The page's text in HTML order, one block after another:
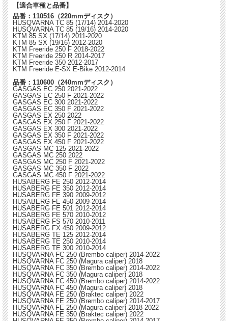
【適合車種と品番】
品番：110516（220mmディスク）
HUSQVARNA TC 85 (17/14) 2014-2020
HUSQVARNA TC 85 (19/16) 2014-2020
KTM 85 SX (17/14) 2011-2020
KTM 85 SX (19/16) 2012-2020
KTM Freeride 250 F 2018-2022
KTM Freeride 250 R 2014-2017
KTM Freeride 350 2012-2017
KTM Freeride E-SX E-Bike 2012-2014
品番：110600（240mmディスク）
GASGAS EC 250 2021-2022
GASGAS EC 250 F 2021-2022
GASGAS EC 300 2021-2022
GASGAS EC 350 F 2021-2022
GASGAS EX 250 2022
GASGAS EX 250 F 2021-2022
GASGAS EX 300 2021-2022
GASGAS EX 350 F 2021-2022
GASGAS EX 450 F 2021-2022
GASGAS MC 125 2021-2022
GASGAS MC 250 2022
GASGAS MC 250 F 2021-2022
GASGAS MC 350 F 2022
GASGAS MC 450 F 2021-2022
HUSABERG FE 250 2012-2014
HUSABERG FE 350 2012-2014
HUSABERG FE 390 2009-2012
HUSABERG FE 450 2009-2014
HUSABERG FE 501 2012-2014
HUSABERG FE 570 2010-2012
HUSABERG FS 570 2010-2011
HUSABERG FX 450 2009-2012
HUSABERG TE 125 2012-2014
HUSABERG TE 250 2010-2014
HUSABERG TE 300 2010-2014
HUSQVARNA FC 250 (Brembo caliper) 2014-2022
HUSQVARNA FC 250 (Magura caliper) 2018
HUSQVARNA FC 350 (Brembo caliper) 2014-2022
HUSQVARNA FC 350 (Magura caliper) 2018
HUSQVARNA FC 450 (Brembo caliper) 2014-2022
HUSQVARNA FC 450 (Magura caliper) 2018
HUSQVARNA FE 250 (Braktec caliper) 2022
HUSQVARNA FE 250 (Brembo caliper) 2014-2017
HUSQVARNA FE 250 (Magura caliper) 2018-2022
HUSQVARNA FE 350 (Braktec caliper) 2022